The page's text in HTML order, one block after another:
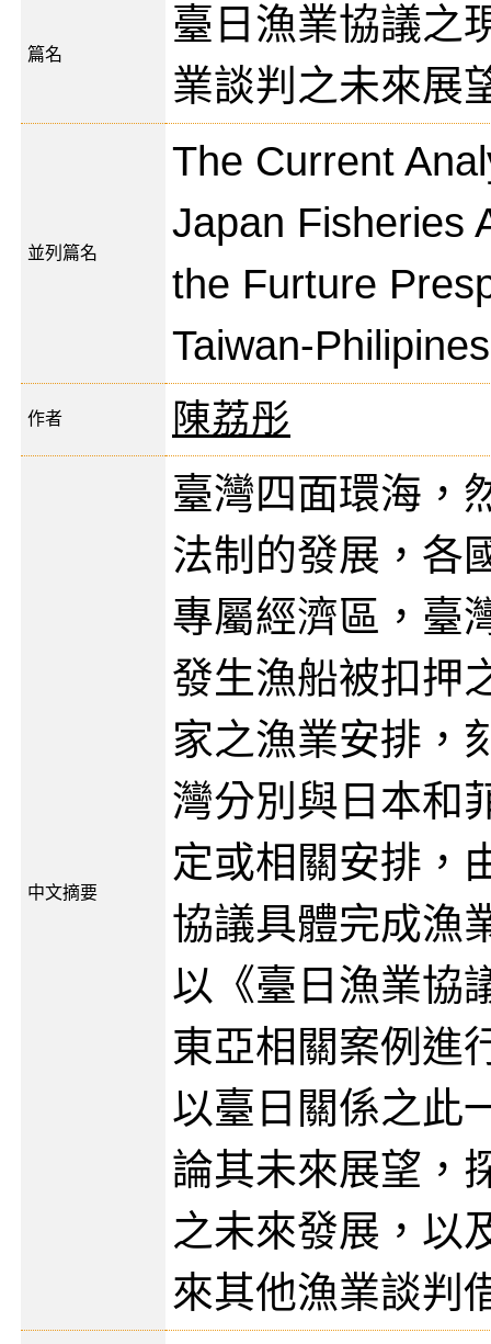
篇名
臺日漁業協議之
業談判之未來展
並列篇名
The Current
Japan Fisheries
the Furture
Taiwan-
作者 陳荔彤
中文摘要
臺灣四面環海，
法制的發展，各
專屬經濟區，臺
發生漁船被扣押
家之漁業安排，
灣分別與日本和
定或相關安排，
協議具體完成漁
以《臺日漁業協
東亞相關案例進
以臺日關係之此
論其未來展望，
之未來發展，以
來其他漁業談判